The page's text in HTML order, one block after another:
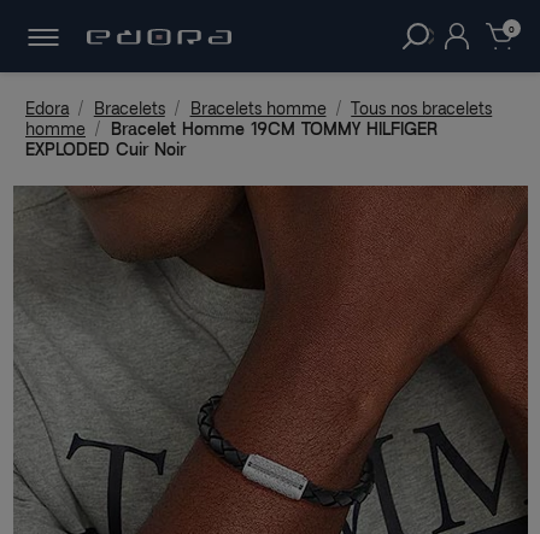
clear 0
Edora Bracelets Bracelets homme
Tous nos bracelets
homme
Bracelet Homme 19CM TOMMY HILFIGER
EXPLODED Cuir Noir